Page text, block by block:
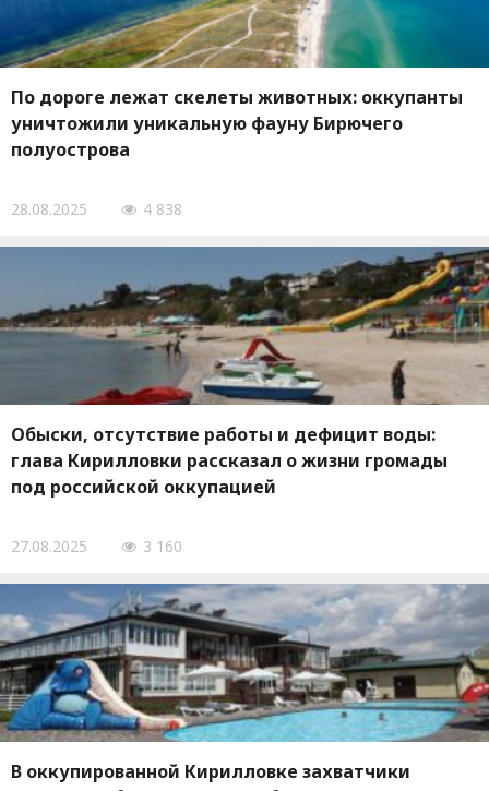
По дороге лежат скелеты животных: оккупанты
уничтожили уникальную фауну Бирючего
полуострова
28.08.2025 4 838
Обыски, отсутствие работы и дефицит воды:
глава Кирилловки рассказал о жизни громады
под российской оккупацией
27.08.2025 3 160
В оккупированной Кирилловке захватчики